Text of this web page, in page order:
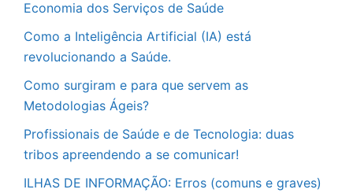
Economia dos Serviços de Saúde
Como a Inteligência Artificial (IA) está
revolucionando a Saúde.
Como surgiram e para que servem as
Metodologias Ágeis?
Profissionais de Saúde e de Tecnologia: duas
tribos apreendendo a se comunicar!
ILHAS DE INFORMAÇÃO: Erros (comuns e graves)